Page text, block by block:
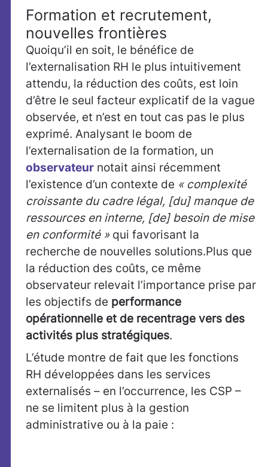
Formation et recrutement,
nouvelles frontières
Quoiqu’il en soit, le bénéfice de
l’externalisation RH le plus intuitivement
attendu, la réduction des coûts, est loin
d’être le seul facteur explicatif de la vague
observée, et n’est en tout cas pas le plus
exprimé. Analysant le boom de
l’externalisation de la formation, un
observateur notait ainsi récemment
l’existence d’un contexte de « complexité
croissante du cadre légal, [du] manque de
ressources en interne, [de] besoin de mise
en conformité » qui favorisant la
recherche de nouvelles solutions.Plus que
la réduction des coûts, ce même
observateur relevait l’importance prise par
les objectifs de performance
opérationnelle et de recentrage vers des
activités plus stratégiques.
L’étude montre de fait que les fonctions
RH développées dans les services
externalisés – en l’occurrence, les CSP –
ne se limitent plus à la gestion
administrative ou à la paie :